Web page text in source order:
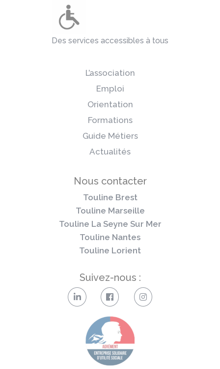
Des services accessibles à tous
L’association
Emploi
Orientation
Formations
Guide Métiers
Actualités
Nous contacter
Touline Brest
Touline Marseille
Touline La Seyne Sur Mer
Touline Nantes
Touline Lorient
Suivez-nous :